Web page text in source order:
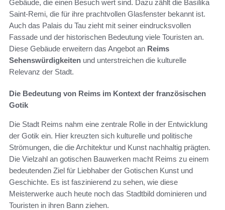
Gebäude, die einen Besuch wert sind. Dazu zählt die Basilika
Saint-Remi, die für ihre prachtvollen Glasfenster bekannt ist.
Auch das Palais du Tau zieht mit seiner eindrucksvollen
Fassade und der historischen Bedeutung viele Touristen an.
Diese Gebäude erweitern das Angebot an Reims
Sehenswürdigkeiten und unterstreichen die kulturelle
Relevanz der Stadt.
Die Bedeutung von Reims im Kontext der französischen
Gotik
Die Stadt Reims nahm eine zentrale Rolle in der Entwicklung
der Gotik ein. Hier kreuzten sich kulturelle und politische
Strömungen, die die Architektur und Kunst nachhaltig prägten.
Die Vielzahl an gotischen Bauwerken macht Reims zu einem
bedeutenden Ziel für Liebhaber der Gotischen Kunst und
Geschichte. Es ist faszinierend zu sehen, wie diese
Meisterwerke auch heute noch das Stadtbild dominieren und
Touristen in ihren Bann ziehen.